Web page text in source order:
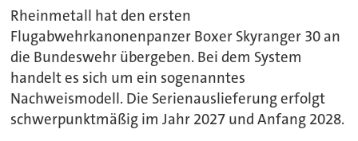
Rheinmetall hat den ersten
Flugabwehrkanonenpanzer Boxer Skyranger 30 an
die Bundeswehr übergeben. Bei dem System
handelt es sich um ein sogenanntes
Nachweismodell. Die Serienauslieferung erfolgt
schwerpunktmäßig im Jahr 2027 und Anfang 2028.